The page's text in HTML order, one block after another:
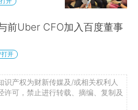
前Uber CFO加入百度董事
打开
识产权为财新传媒及/或相关权利人
许可，禁止进行转载、摘编、复制及